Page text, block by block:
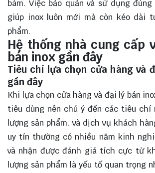
bám. Việc bảo quản và sử dụng
giúp inox luôn mới mà còn kéo dài
phẩm.
Hệ thống nhà cung cấp
bán inox gần đây
Tiêu chí lựa chọn cửa hàng và
gần đây
Khi lựa chọn cửa hàng và đại lý bán
tiêu dùng nên chú ý đến các tiêu
lượng sản phẩm, và dịch vụ khách
uy tín thường có nhiều năm kinh
và nhận được đánh giá tích cực từ
lượng sản phẩm là yếu tố quan trọng